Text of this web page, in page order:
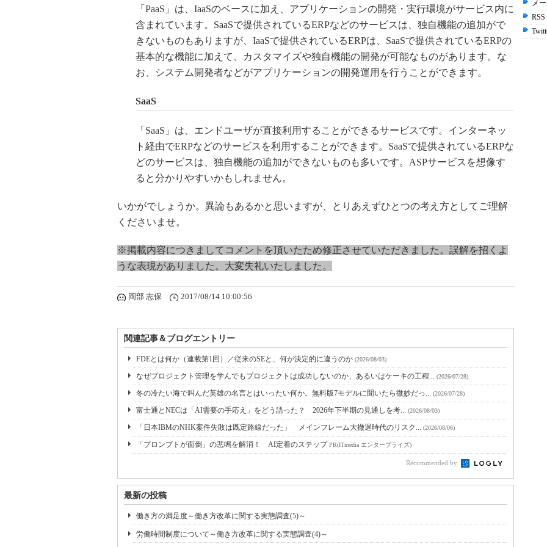
「PaaS」は、IaaSのベースに加え、アプリケーションの開発・実行環境がサービス内に
含まれています。SaaSで提供されているERPなどのサービスは、独自機能の追加がで
きないものもありますが、IaaSで提供されているERPは、SaaSで提供されているERPの
基本的な機能に加えて、カスタマイズや独自機能の開発が可能なものがあります。な
お、システム開発者などがアプリケーションの開発運用を行うことができます。
SaaS
「SaaS」は、エンドユーザが直接利用することができるサービスです。インターネッ
ト経由でERPなどのサービスを利用することができます。SaaSで提供されているERPな
どのサービスは、独自機能の追加ができないものも多いです。ASPサービスを想像す
ると分かりやすいかもしれません。
いかがでしょうか。異論もあるかと思いますが、とりあえずひとつの考え方としてご理解
くださいませ。
※掲載内容につきましてコメントを頂いたため修正させていただきました。 誤解を招くよ
うな表現がありました。 大変失礼いたしました。
岡部 志保 2017/08/14 10:00:56
関連記事＆ブログエントリー
FDEとは何か（連載第1回）／従来のSEと、何が決定的に違うのか (2026/08/03)
なぜプロジェクト管理を学んでもプロジェクトは成功しないのか、あるいはケーキの工程... (2026/07/28)
冬の冷たい海で叫んだ英雄の名言とはいったい何か。無料版7モデルに聞いたら微妙だっ... (2026/07/28)
富士通とNECは「AI需要の手応え」をどう語った？ 2026年下半期の見通しを考... (2026/08/03)
「日本IBMのNHK案件失敗は既定路線だった」 メインフレーム大撤退時代のリスク... (2026/08/06)
「プロンプトが面倒」の悲鳴を解消！ AI定着のステップPR(ITmedia エンタープライズ)
Recommended by
最新の投稿
働き方の満足度～働き方改革に関する実態調査(5)～
労働時間制度について～働き方改革に関する実態調査(4)～
メ
RSS